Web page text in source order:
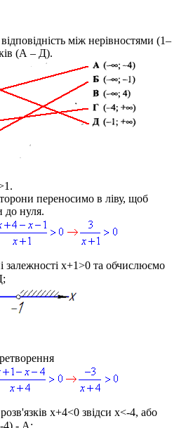
між нерівностями (1–
(А – Д).
переносимо в ліву, щоб
до нуля.
залежності x+1>0 та обчислюємо
x+4<0 звідси x<-4, або
- А;